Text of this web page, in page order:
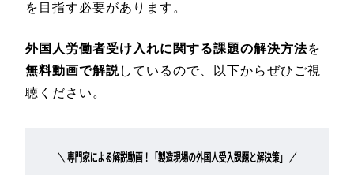
を目指す必要があります。
外国人労働者受け入れに関する課題の解決方法を
無料動画で解説しているので、以下からぜひご視
聴ください。